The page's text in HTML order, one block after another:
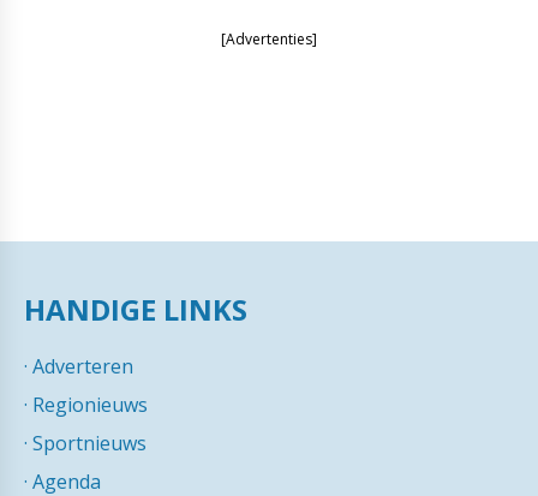
[Advertenties]
HANDIGE LINKS
· Adverteren
· Regionieuws
· Sportnieuws
· Agenda